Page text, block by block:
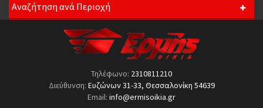
Αναζήτηση ανά Περιοχή
Τηλέφωνο: 2310811210
Διεύθυνση: Ευζώνων 31-33, Θεσσαλονίκη 54639
Email: info@ermisoikia.gr